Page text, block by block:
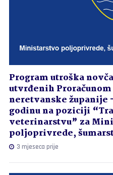
Program utroška
utvrđenih
neretvanske županije
godinu na poziciji
veterinarstvu” za
poljoprivrede,
3 mjeseca prije